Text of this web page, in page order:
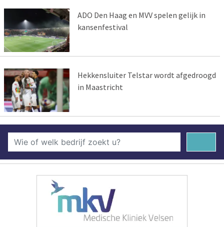
ADO Den Haag en MVV spelen gelijk in
kansenfestival
Hekkensluiter Telstar wordt afgedroogd
in Maastricht